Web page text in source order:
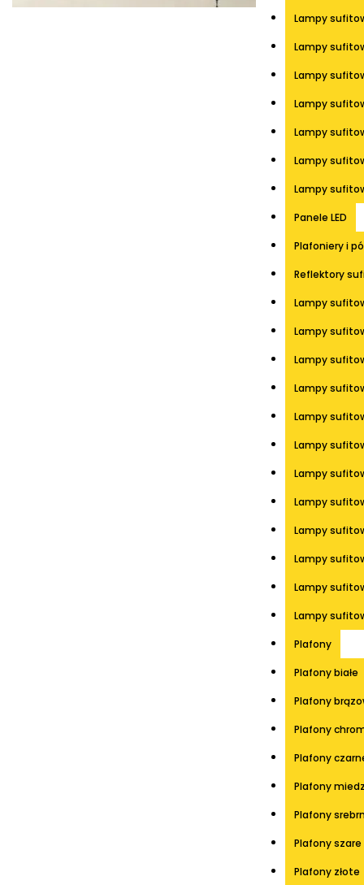
Lampy
Lampy
Lampy
Lampy
Lampy
Lampy
Lampy
Panele LED
Plafoniery i
Reflektory
Lampy
Lampy
Lampy
Lampy
Lampy
Lampy
Lampy
Lampy
Lampy
Lampy
Lampy
Lampy
Plafony
Plafony białe
Plafony
Plafony
Plafony
Plafony
Plafony
Plafony szare
Plafony złote